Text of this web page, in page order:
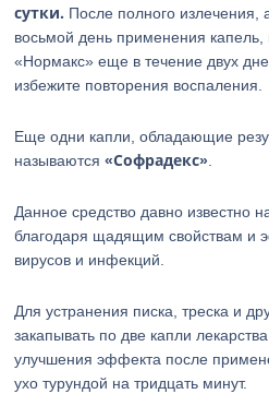
сутки. После полного излечения,
восьмой день применения капель,
«Нормакс» еще в течение двух
избежите повторения воспаления.
Еще одни капли, обладающие
называются«Софрадекс»
Данное средство давно известно
благодаря щадящим свойствам и
вирусов и инфекций.
Для устранения писка, треска и
закапывать по две капли
улучшения эффекта после
ухо турундой на тридцать минут.